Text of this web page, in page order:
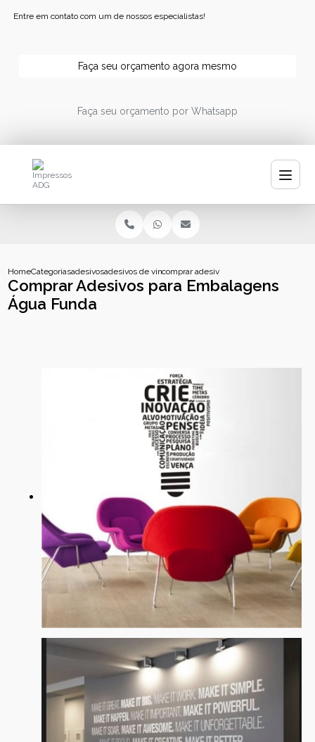
Entre em contato com um de nossos especialistas!
Faça seu orçamento agora mesmo
Faça seu orçamento por Whatsapp
HomeCategoriasadesivosadesivos de vinilcomprar adesivos para embalagens
Comprar Adesivos para Embalagens
Água Funda